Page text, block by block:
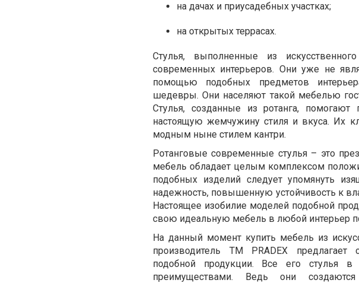
на дачах и приусадебных участках;
на открытых террасах.
Стулья, выполненные из
современных интерьеров. Они уже не
помощью подобных предметов
шедевры. Они населяют такой мебелью
Стулья, созданные из ротанга,
настоящую жемчужину стиля и вкуса. Их
модным ныне стилем кантри.
Ротанговые современные стулья – это
мебель обладает целым комплексом
подобных изделий следует упомянуть
надежность, повышенную устойчивость к
Настоящее изобилие моделей подобной
свою идеальную мебель в любой интерьер
На данный момент купить мебель из
производитель ТМ PRADEX предлагает
подобной продукции. Все его стулья
преимуществами. Ведь они